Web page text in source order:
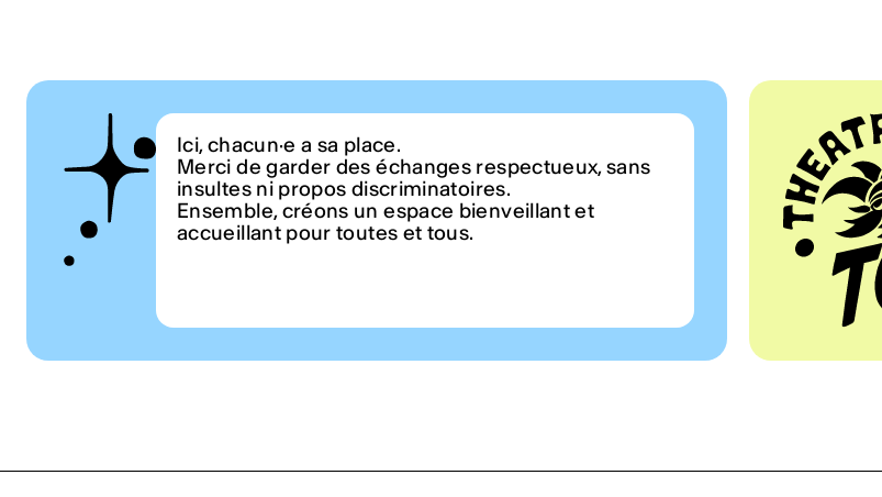
Ici, chacun·e a sa place.
Merci de garder des échanges respectueux, sans
insultes ni propos discriminatoires.
Ensemble, créons un espace bienveillant et
accueillant pour toutes et tous.